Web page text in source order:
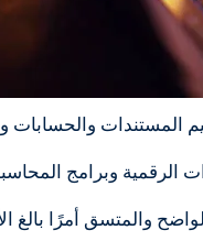
المستندات والحسابات
الرقمية وبرامج
والمتسق أمرًا بالغ